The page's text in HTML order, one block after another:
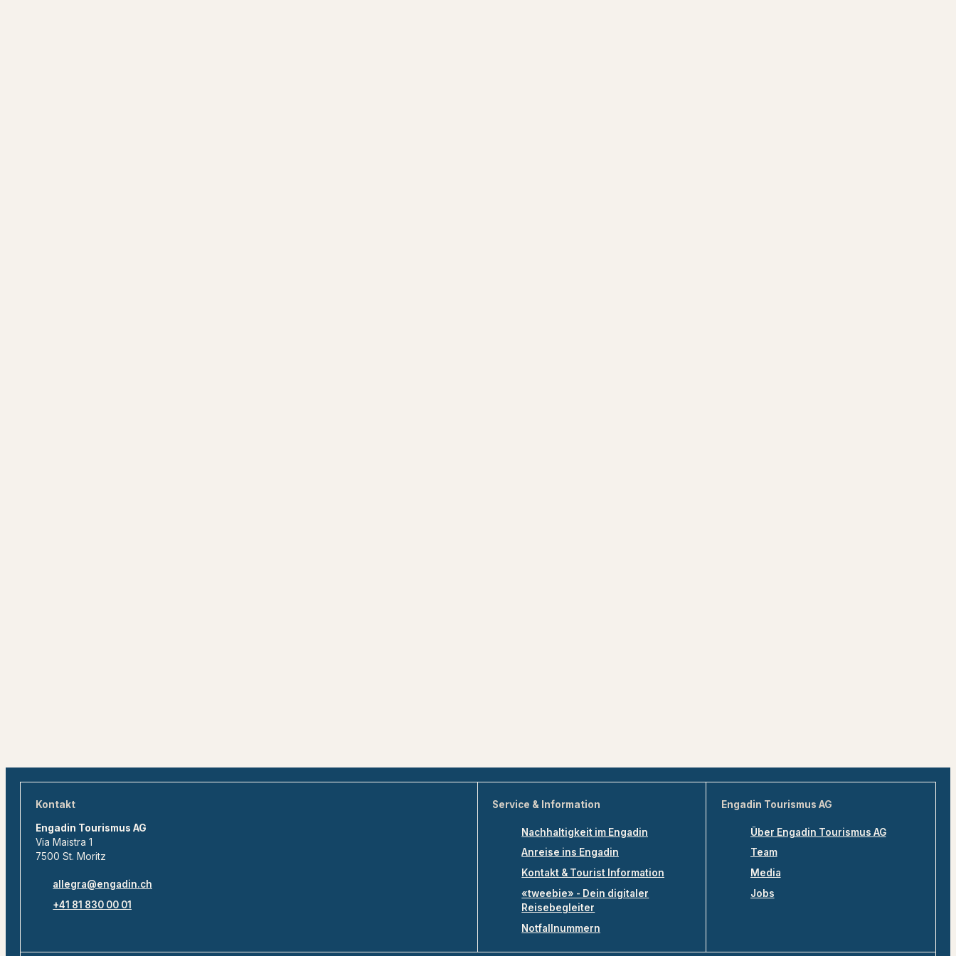
Kontakt
Engadin Tourismus AG
Via Maistra 1
7500 St. Moritz
allegra@engadin.ch
+41 81 830 00 01
Service & Information
Nachhaltigkeit im Engadin
Anreise ins Engadin
Kontakt & Tourist Information
«tweebie» - Dein digitaler
Reisebegleiter
Notfallnummern
Engadin Tourismus AG
Über Engadin Tourismus AG
Team
Media
Jobs